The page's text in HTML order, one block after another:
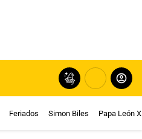
Feriados Simon Biles Papa León